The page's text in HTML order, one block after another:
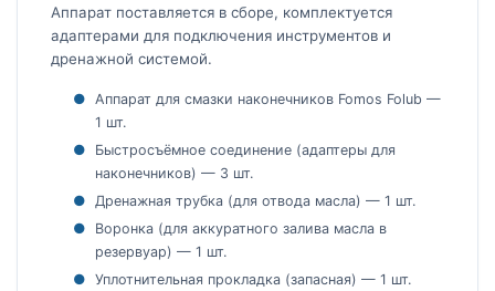
Аппарат поставляется в сборе, комплектуется
адаптерами для подключения инструментов и
дренажной системой.
Аппарат для смазки наконечников Fomos Folub —
1 шт.
Быстросъёмное соединение (адаптеры для
наконечников) — 3 шт.
Дренажная трубка (для отвода масла) — 1 шт.
Воронка (для аккуратного залива масла в
резервуар) — 1 шт.
Уплотнительная прокладка (запасная) — 1 шт.